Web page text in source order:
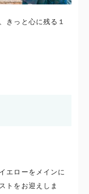
きっと心に残る１
エローをメインに
トをお迎えしま